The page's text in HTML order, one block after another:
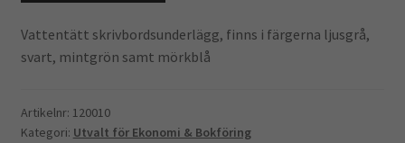
Vattentätt skrivbordsunderlägg, finns i färgerna ljusgrå,
svart, mintgrön samt mörkblå
Artikelnr: 120010
Kategori: Utvalt för Ekonomi & Bokföring